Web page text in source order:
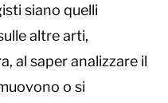
siano quelli
altre arti,
al saper analizzare il
o si